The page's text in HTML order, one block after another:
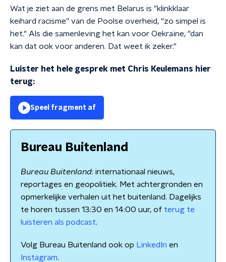
Wat je ziet aan de grens met Belarus is "klinkklaar
keihard racisme” van de Poolse overheid, “zo simpel is
het." Als die samenleving het kan voor Oekraïne, "dan
kan dat ook voor anderen. Dat weet ik zeker."
Luister het hele gesprek met Chris Keulemans hier
terug:
Speel fragment af
Bureau Buitenland
Bureau Buitenland: internationaal nieuws,
reportages en geopolitiek. Met achtergronden en
opmerkelijke verhalen uit het buitenland. Dagelijks
te horen tussen 13:30 en 14:00 uur, of terug te
luisteren als podcast.
Volg Bureau Buitenland ook op LinkedIn en
Instagram.